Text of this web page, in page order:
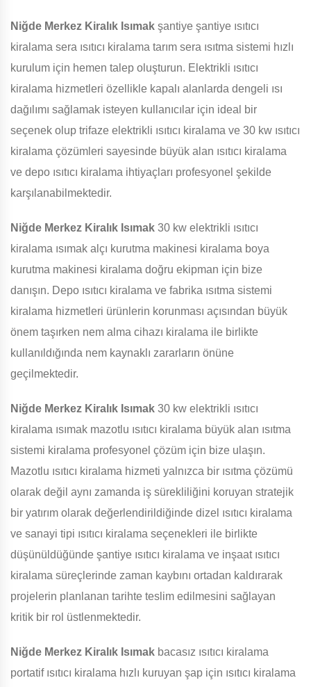
Niğde Merkez Kiralık Isımak şantiye şantiye ısıtıcı
kiralama sera ısıtıcı kiralama tarım sera ısıtma sistemi hızlı
kurulum için hemen talep oluşturun. Elektrikli ısıtıcı
kiralama hizmetleri özellikle kapalı alanlarda dengeli ısı
dağılımı sağlamak isteyen kullanıcılar için ideal bir
seçenek olup trifaze elektrikli ısıtıcı kiralama ve 30 kw ısıtıcı
kiralama çözümleri sayesinde büyük alan ısıtıcı kiralama
ve depo ısıtıcı kiralama ihtiyaçları profesyonel şekilde
karşılanabilmektedir.
Niğde Merkez Kiralık Isımak 30 kw elektrikli ısıtıcı
kiralama ısımak alçı kurutma makinesi kiralama boya
kurutma makinesi kiralama doğru ekipman için bize
danışın. Depo ısıtıcı kiralama ve fabrika ısıtma sistemi
kiralama hizmetleri ürünlerin korunması açısından büyük
önem taşırken nem alma cihazı kiralama ile birlikte
kullanıldığında nem kaynaklı zararların önüne
geçilmektedir.
Niğde Merkez Kiralık Isımak 30 kw elektrikli ısıtıcı
kiralama ısımak mazotlu ısıtıcı kiralama büyük alan ısıtma
sistemi kiralama profesyonel çözüm için bize ulaşın.
Mazotlu ısıtıcı kiralama hizmeti yalnızca bir ısıtma çözümü
olarak değil aynı zamanda iş sürekliliğini koruyan stratejik
bir yatırım olarak değerlendirildiğinde dizel ısıtıcı kiralama
ve sanayi tipi ısıtıcı kiralama seçenekleri ile birlikte
düşünüldüğünde şantiye ısıtıcı kiralama ve inşaat ısıtıcı
kiralama süreçlerinde zaman kaybını ortadan kaldırarak
projelerin planlanan tarihte teslim edilmesini sağlayan
kritik bir rol üstlenmektedir.
Niğde Merkez Kiralık Isımak bacasız ısıtıcı kiralama
portatif ısıtıcı kiralama hızlı kuruyan şap için ısıtıcı kiralama